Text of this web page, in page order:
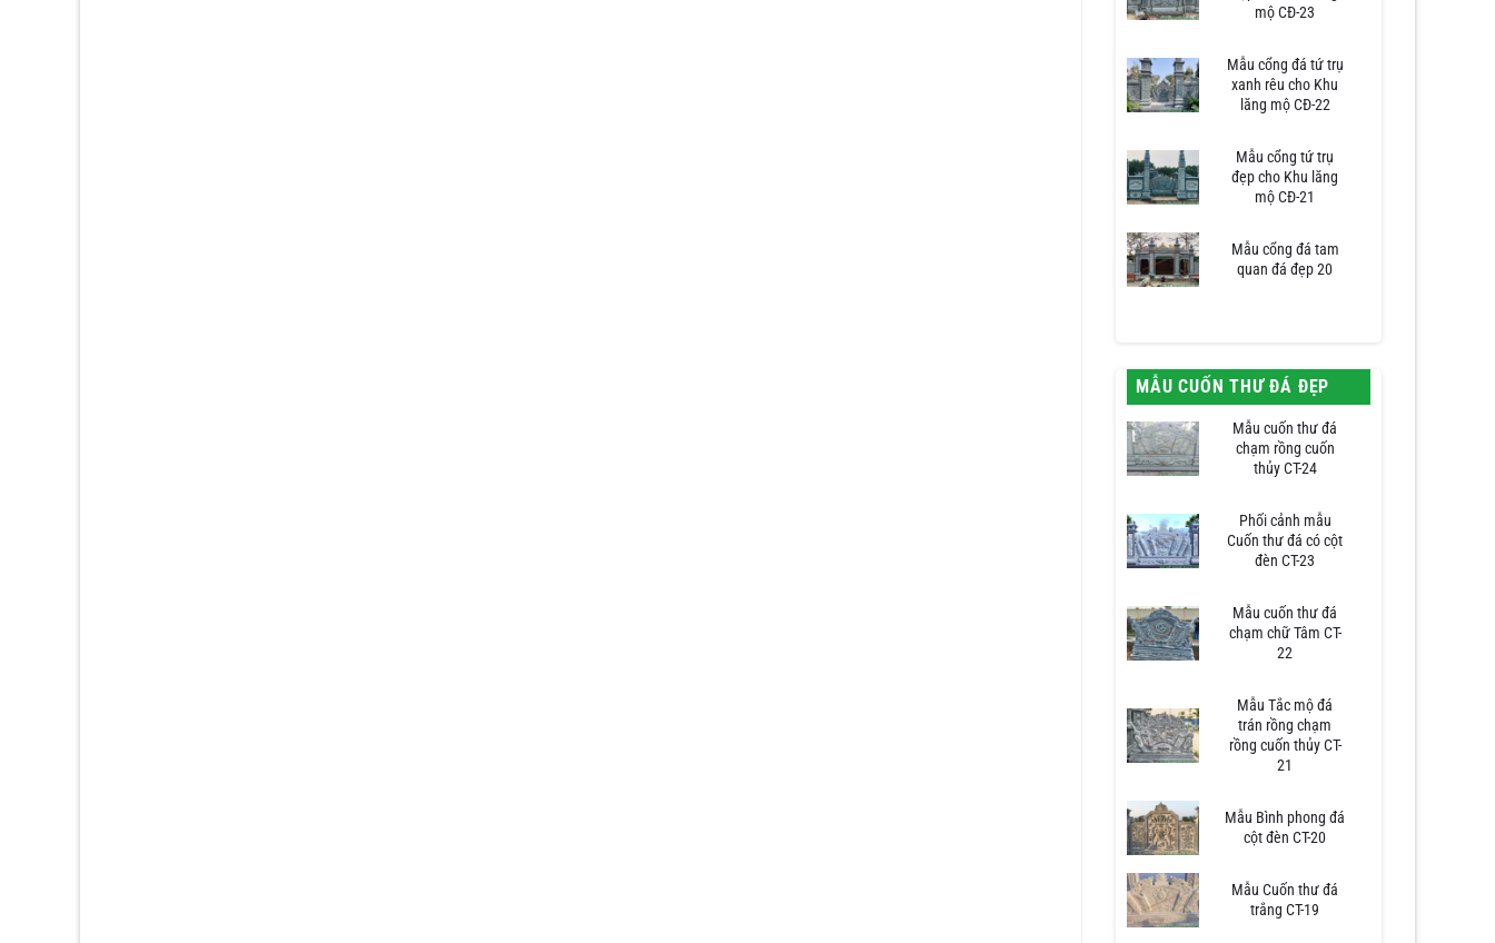
mộ CĐ-23
Mẫu cổng đá tứ trụ
xanh rêu cho Khu
lăng mộ CĐ-22
Mẫu cổng tứ trụ
đẹp cho Khu lăng
mộ CĐ-21
Mẫu cổng đá tam
quan đá đẹp 20
MẪU CUỐN THƯ ĐÁ ĐẸP
Mẫu cuốn thư đá
chạm rồng cuốn
thủy CT-24
Phối cảnh mẫu
Cuốn thư đá có cột
đèn CT-23
Mẫu cuốn thư đá
chạm chữ Tâm CT-
22
Mẫu Tắc mộ đá
trán rồng chạm
rồng cuốn thủy CT-
21
Mẫu Bình phong đá
cột đèn CT-20
Mẫu Cuốn thư đá
trắng CT-19